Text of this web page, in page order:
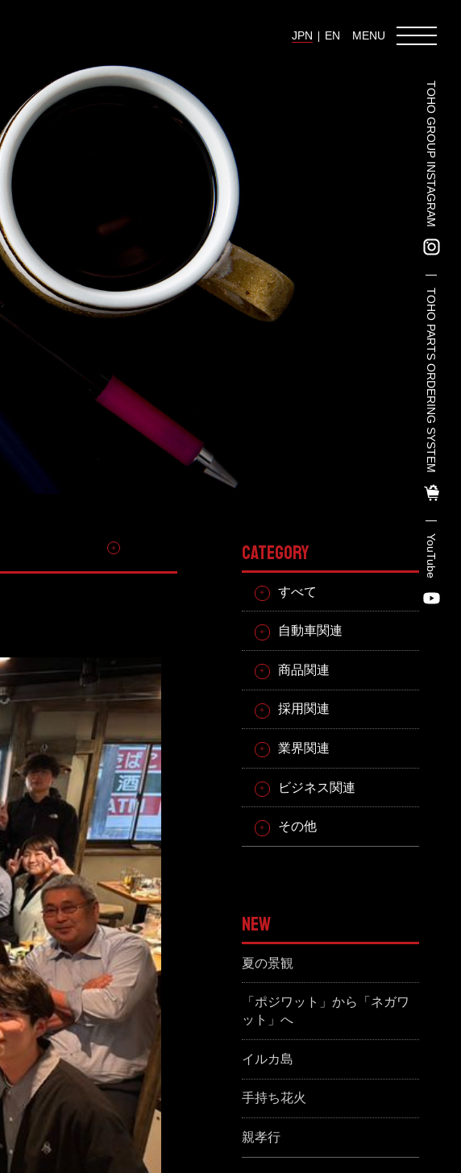
JPN EN MENU
東邦グループの採用情報
東邦グループからのお知らせ
東邦コラム
TOHO PARTS ORDERING SYSTE
YouTube
TOHO GROUP INSTAGRAM
TOHO PARTS ORDERING SYSTEM
YouTube
CATEGORY
すべて
自動車関連
商品関連
採用関連
業界関連
ビジネス関連
その他
NEW
夏の景観
「ポジワット」から「ネガワ
ット」へ
イルカ島
手持ち花火
親孝行